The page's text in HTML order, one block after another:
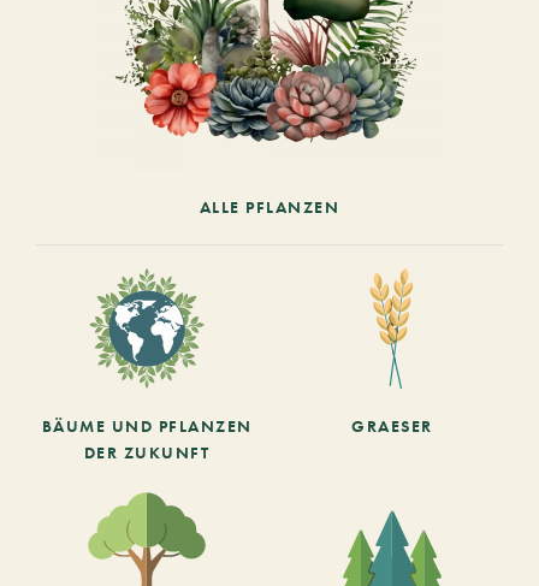
ALLE PFLANZEN
BÄUME UND PFLANZEN
DER ZUKUNFT
GRAESER